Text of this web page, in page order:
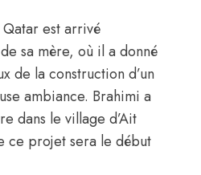
Qatar est arrivé
sa mère, où il a donné
de la construction d’un
ambiance. Brahimi a
dans le village d’Ait
ce projet sera le début